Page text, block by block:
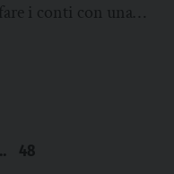
i conti con una
48